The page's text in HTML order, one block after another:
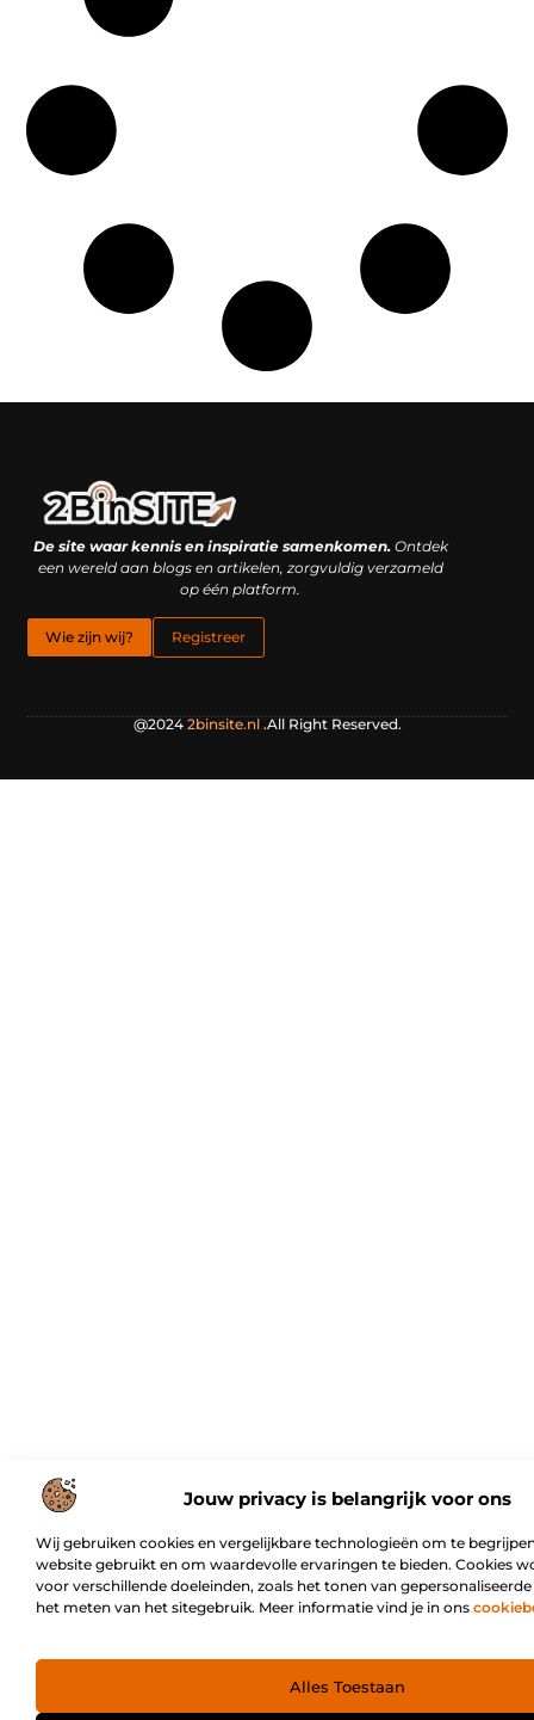
Jouw privacy is belangrijk voor ons
Wij gebruiken cookies en vergelijkbare technologieën om te
website gebruikt en om waardevolle ervaringen te bieden. Cookies
voor verschillende doeleinden, zoals het tonen van
het meten van het sitegebruik. Meer informatie vind je in ons
Alles Toestaan
De site waar kennis en inspiratie samenkomen.Ontdek
een wereld aan blogs en artikelen, zorgvuldig verzameld
op één platform.
Wie zijn wij? Registreer
@2024 2binsite.nl.All Right Reserved.